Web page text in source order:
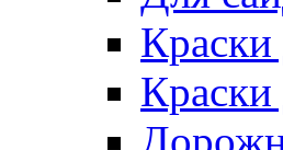
Краски
Краски